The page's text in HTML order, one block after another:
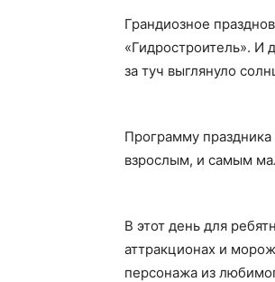
Грандиозное
«Гидростроитель». И
за туч выглянуло
Программу праздника
взрослым, и самым
В этот день для
аттракционах и
персонажа из